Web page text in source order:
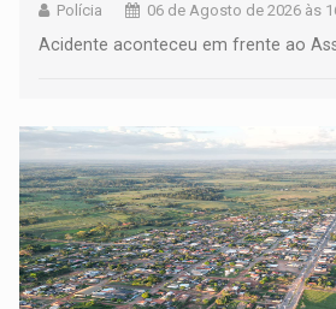
Polícia 06 de Agosto de 2026 às
Acidente aconteceu em frente ao